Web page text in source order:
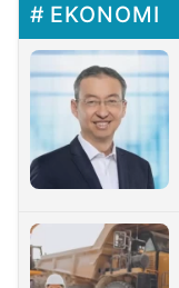
EKONOMI